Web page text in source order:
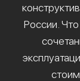
России.